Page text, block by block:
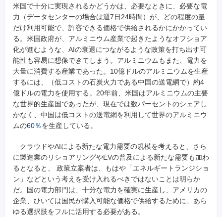
米国で十分に実現されるかどうかは、必要なときに、必要な電
力（データセンターの場合は週7日24時間）が、どの程度の量
だけ利用可能で、許容できる価格で供給されるかにかかってい
る。米国政府が、アルミニウム産業で起きたようなオフショア
化が進むような、AIの衰退につながるような政策を打ち出す可
能性も容易に想像できてしまう。アルミニウムもまた、電力を
大量に消費する産業であった。10億ドルのアルミニウムを生産
するには、（低コストの石炭火力である中国の送電網で）約4
億ドルの電力を使用する。20年前、米国はアルミニウムの主要
な世界的生産国であったが、現在では数パーセントのシェアし
かなく、中国は低コストの送電網を利用して世界のアルミニウ
ムの60％を生産している。
クラウドやAIによる新たな電力需要の規模を考えると、さら
に製造業のリショアリングやEVの普及による新たな需要も加わ
るとなると、 政策立案者は、もはや「エネルギートランジショ
ン」などという考えを受け入れるべきではないことは明らか
だ。国の電力部門は、十分な電力を確実に生産し、アメリカの
企業、ひいては国民が購入可能な価格で供給するために、あら
ゆる選択肢をフルに活用する必要がある。